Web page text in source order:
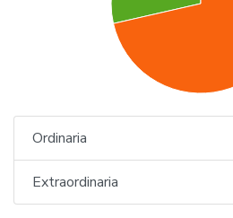
Ordinaria
Extraordinaria